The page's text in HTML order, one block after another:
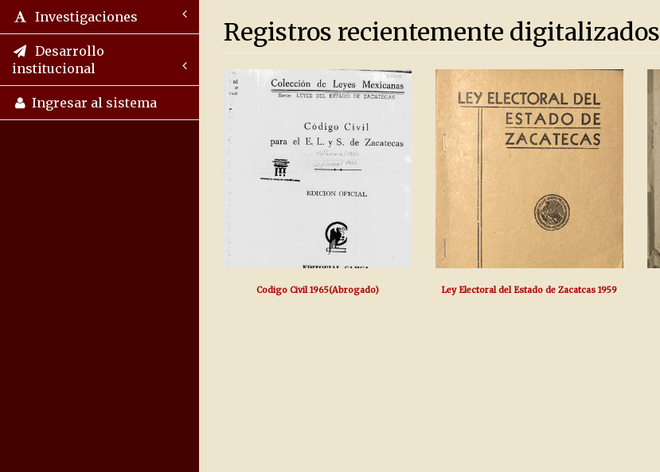
Investigaciones
Desarrollo
institucional
Ingresar al sistema
Registros recientemente digitalizados
Codigo Civil 1965(Abrogado) Ley Electoral del Estado de Zacatcas 1959